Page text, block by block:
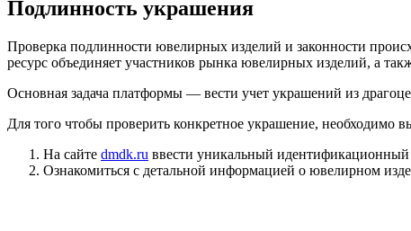
Подлинность украшения
Проверка подлинности ювелирных изделий и законности
ресурс объединяет участников рынка ювелирных изделий, а
Основная задача платформы — вести учет украшений из
Для того чтобы проверить конкретное украшение, необходимо
На сайте dmdk.ru ввести уникальный
Ознакомиться с детальной информацией о ювелирном